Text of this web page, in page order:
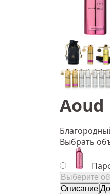
Aoud
Выбрать
Выберите
Описание